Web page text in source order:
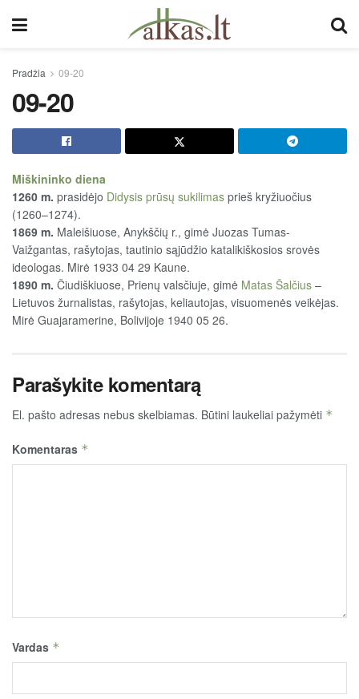
Pradžia 09-20
09-20
Miškininko diena
1260 m. prasidėjo Didysis prūsų sukilimas prieš kryžiuočius
(1260–1274).
1869 m. Maleišiuose, Anykščių r., gimė Juozas Tumas-
Vaižgantas, rašytojas, tautinio sąjūdžio katalikiškosios srovės
ideologas. Mirė 1933 04 29 Kaune.
1890 m. Čiudiškiuose, Prienų valsčiuje, gimė Matas Šalčius –
Lietuvos žurnalistas, rašytojas, keliautojas, visuomenės veikėjas.
Mirė Guajaramerine, Bolivijoje 1940 05 26.
Parašykite komentarą
El. pašto adresas nebus skelbiamas. Būtini laukeliai pažymėti *
Komentaras *
Vardas *